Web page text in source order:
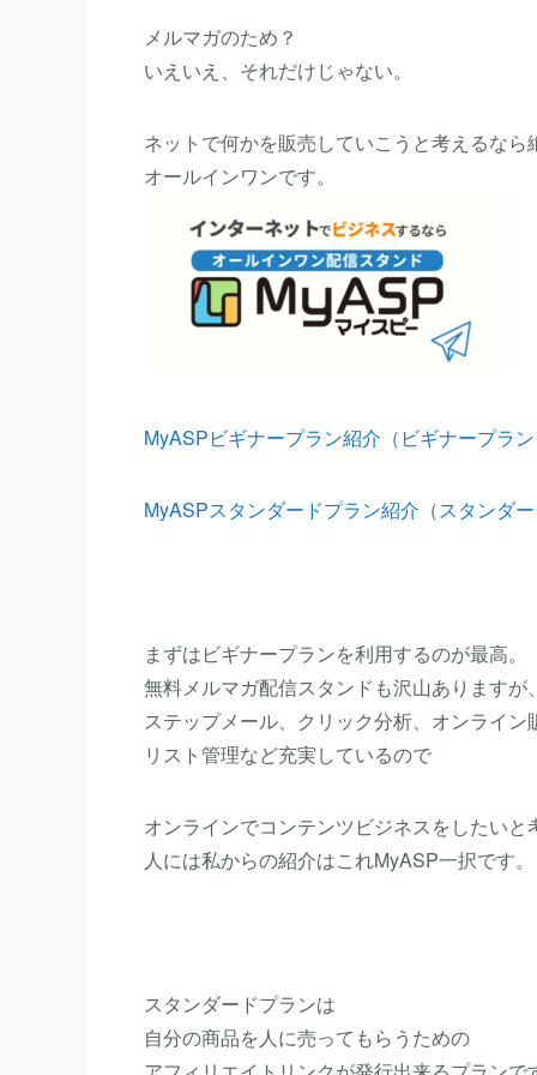
メルマガのため？
いえいえ、それだけじゃない。
ネットで何かを販売していこうと考えるなら
オールインワンです。
MyASPビギナープラン紹介（ビギナープラン
MyASPスタンダードプラン紹介（スタンダー
まずはビギナープランを利用するのが最高。
無料メルマガ配信スタンドも沢山ありますが、
ステップメール、クリック分析、オンライン
リスト管理など充実しているので
オンラインでコンテンツビジネスをしたいと
人には私からの紹介はこれMyASP一択です。
スタンダードプランは
自分の商品を人に売ってもらうための